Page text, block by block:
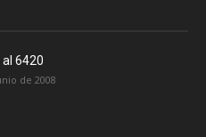
al 6420
de 2008